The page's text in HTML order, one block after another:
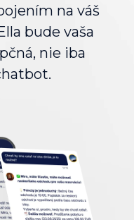
na váš
bude vaša
nie iba